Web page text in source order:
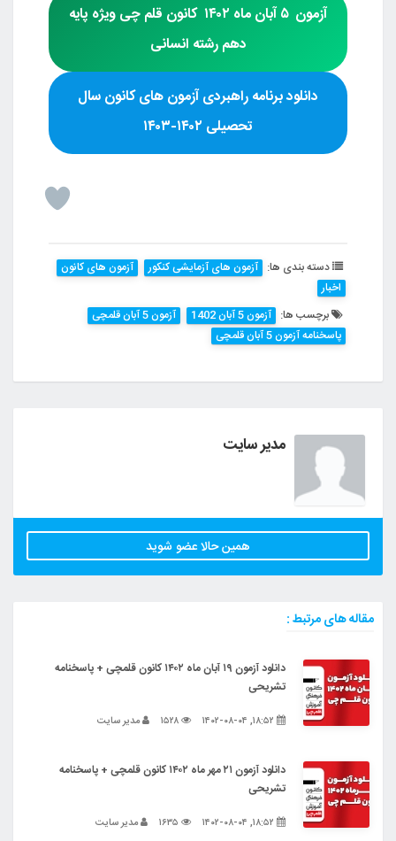
آزمون ۵ آبان ماه ۱۴۰۲ کانون قلم چیویژه پایه
دهم رشته انسانی
دانلود برنامه راهبردی آزمون های کانون سال
تحصیلی ۱۴۰۲-۱۴۰۳
دسته بندی ها: آزمون های آزمایشی کنکور
آزمون های کانون
اخبار
برچسب ها: آزمون 5 آبان 1402
آزمون 5 آبان قلمچی
پاسخنامه آزمون 5 آبان قلمچی
مدیر سایت
همین حالا عضو شوید
مقاله های مرتبط :
دانلود آزمون ۱۹ آبان ماه ۱۴۰۲ کانون قلمچی + پاسخنامه
تشریحی
مدیر سایت
دانلود آزمون ۲۱ مهر ماه ۱۴۰۲ کانون قلمچی + پاسخنامه
تشریحی
مدیر سایت